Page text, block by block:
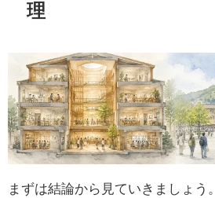
理
まずは結論から見ていきましょう